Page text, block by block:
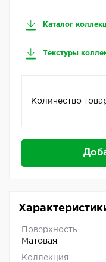
Каталог
Текстуры
Количество
Поверхность
Матовая
Коллекция